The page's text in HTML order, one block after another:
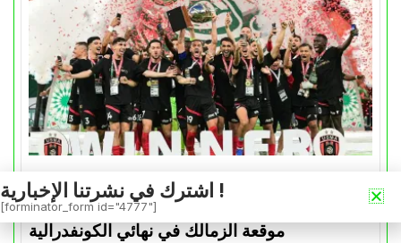
كأس الكونفدرالية
التتويج بالكأس.. دفعة معنوية لإتحاد العاصمة قبل
موقعة الزمالك في نهائي الكونفدرالية
اشترك في نشرتنا الإخبارية !
[forminator_form id="4777"]